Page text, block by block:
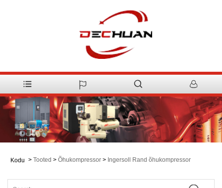
Kodu > Tooted > Õhukompressor > Ingersoll Rand õhukompressor